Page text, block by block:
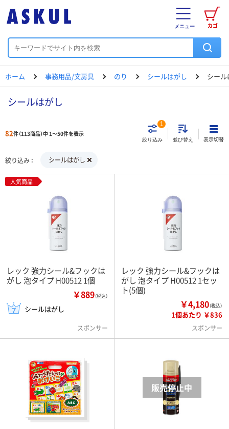
カゴ
メニュー
ホーム 事務用品/文房具 のり シールはがし シー
シールはがし
82件（113商品）中 1～50件を表示
絞り込み
1
並び替え 表示切替
絞り込み シールはがし
人気商品
レック 強力シール&フックは
がし 泡タイプ H00512 1個
￥889（税込）
シールはがし
スポンサー
レック 強力シール&フックは
がし 泡タイプ H00512 1セッ
ト(5個)
￥4,180（税込）
1個あたり ￥836
スポンサー